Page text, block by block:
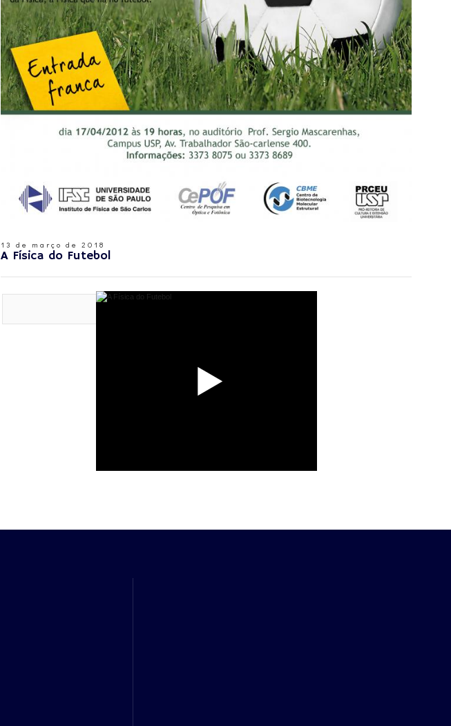
13 de março de 2018
A Física do Futebol